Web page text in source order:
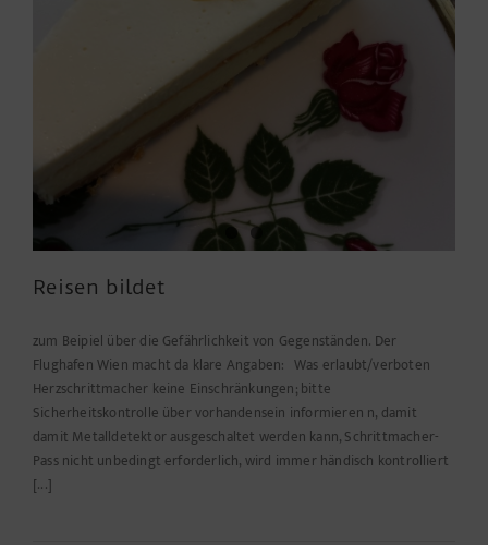
Reisen bildet
zum Beipiel über die Gefährlichkeit von Gegenständen. Der
Flughafen Wien macht da klare Angaben: Was erlaubt/verboten
Herzschrittmacher keine Einschränkungen; bitte
Sicherheitskontrolle über vorhandensein informieren n, damit
damit Metalldetektor ausgeschaltet werden kann, Schrittmacher-
Pass nicht unbedingt erforderlich, wird immer händisch kontrolliert
[...]